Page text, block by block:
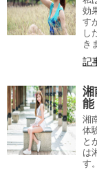
効
す
し
き
記
湘
能
湘
体
と
は
す。